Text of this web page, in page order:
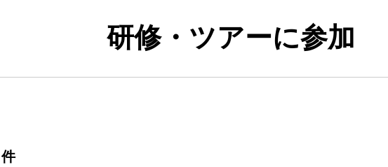
研修・ツアーに参加
件